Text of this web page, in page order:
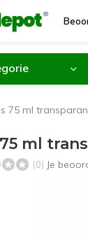
75 ml
ml
(0) Je